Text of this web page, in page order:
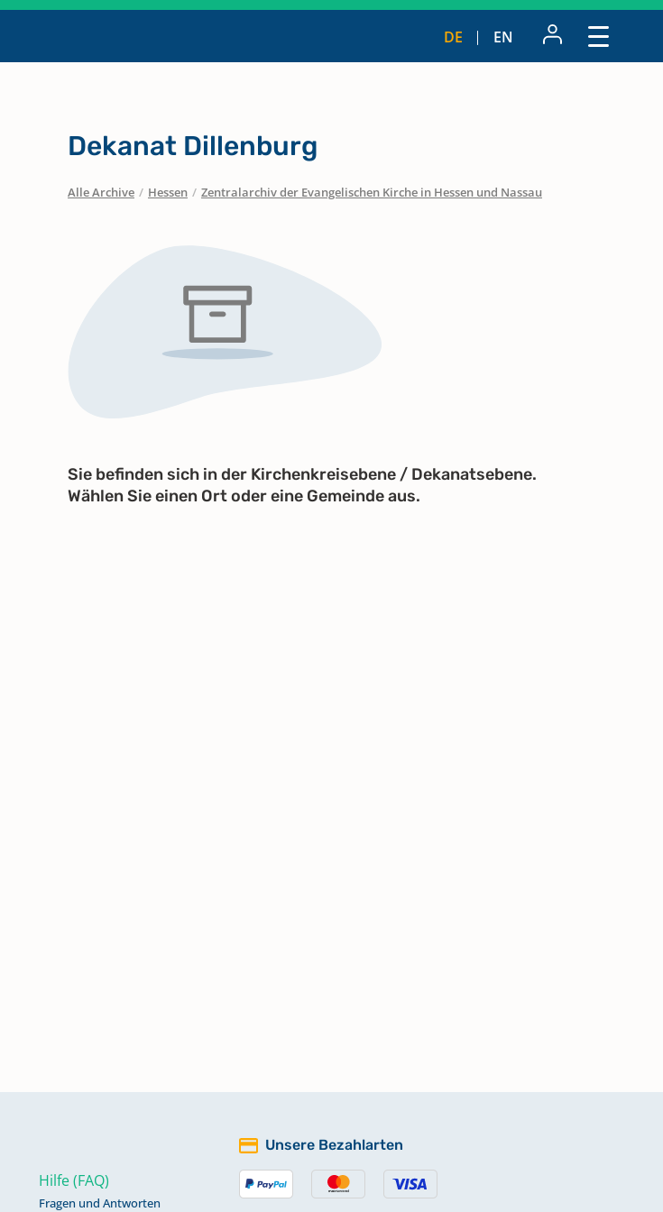
DE EN
Dekanat Dillenburg
Alle Archive / Hessen / Zentralarchiv der Evangelischen Kirche in Hessen und Nassau
Sie befinden sich in der Kirchenkreisebene / Dekanatsebene.
Wählen Sie einen Ort oder eine Gemeinde aus.
Hilfe (FAQ)
Fragen und Antworten
Unsere Bezahlarten